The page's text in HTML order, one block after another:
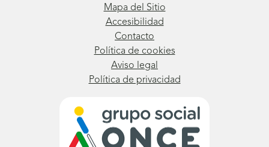
Mapa del Sitio
Accesibilidad
Contacto
Política de cookies
Aviso legal
Política de privacidad